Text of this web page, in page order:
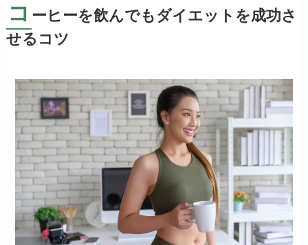
コ ーヒーを飲んでもダイエットを成功さ
せるコツ